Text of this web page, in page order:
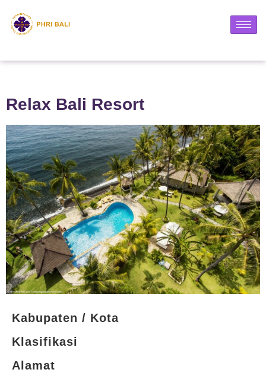
Relax Bali Resort
Kabupaten / Kota
Klasifikasi
Alamat